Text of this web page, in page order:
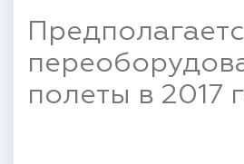
полеты в 2017